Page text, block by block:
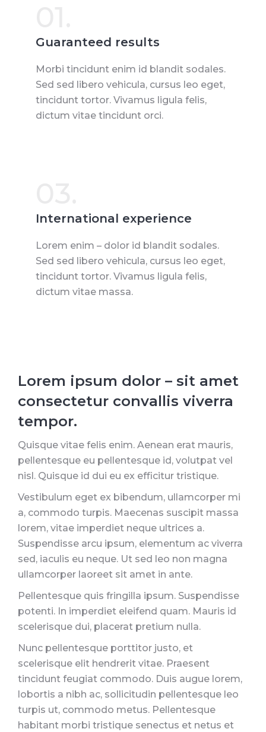
Guaranteed results
Morbi tincidunt enim id blandit sodales.
Sed sed libero vehicula, cursus leo eget,
tincidunt tortor. Vivamus ligula felis,
dictum vitae tincidunt orci.
International experience
Lorem enim – dolor id blandit sodales.
Sed sed libero vehicula, cursus leo eget,
tincidunt tortor. Vivamus ligula felis,
dictum vitae massa.
Lorem ipsum dolor – sit amet
consectetur convallis viverra
tempor.
Quisque vitae felis enim. Aenean erat mauris,
pellentesque eu pellentesque id, volutpat vel
nisl. Quisque id dui eu ex efficitur tristique.
Vestibulum eget ex bibendum, ullamcorper mi
a, commodo turpis. Maecenas suscipit massa
lorem, vitae imperdiet neque ultrices a.
Suspendisse arcu ipsum, elementum ac viverra
sed, iaculis eu neque. Ut sed leo non magna
ullamcorper laoreet sit amet in ante.
Pellentesque quis fringilla ipsum. Suspendisse
potenti. In imperdiet eleifend quam. Mauris id
scelerisque dui, placerat pretium nulla.
Nunc pellentesque porttitor justo, et
scelerisque elit hendrerit vitae. Praesent
tincidunt feugiat commodo. Duis augue lorem,
lobortis a nibh ac, sollicitudin pellentesque leo
turpis ut, commodo metus. Pellentesque
habitant morbi tristique senectus et netus et